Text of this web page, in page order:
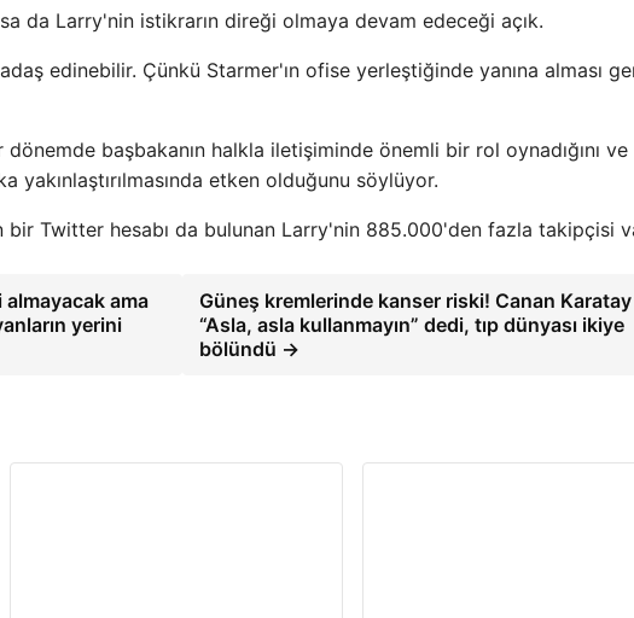
da Larry'nin istikrarın direği olmaya devam edeceği açık.
edinebilir. Çünkü Starmer'ın ofise yerleştiğinde yanına alması
başbakanın halkla iletişiminde önemli bir rol oynadığını ve
yakınlaştırılmasında etken olduğunu söylüyor.
bir Twitter hesabı da bulunan Larry'nin 885.000'den fazla takipçisi
ama
yerini
Güneş kremlerinde kanser riski! Canan Karatay
“Asla, asla kullanmayın” dedi, tıp dünyası ikiye
bölündü →